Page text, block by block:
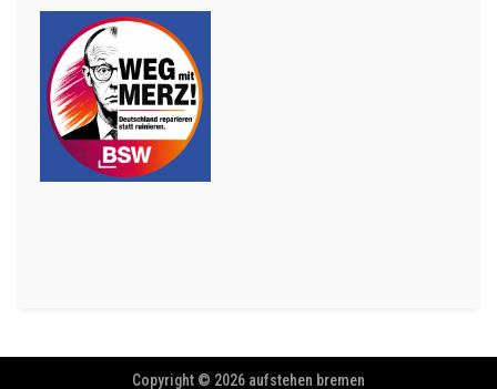
Copyright © 2026 aufstehen bremen